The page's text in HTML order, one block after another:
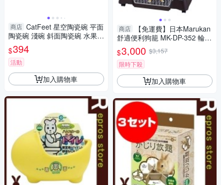
商店 CatFeet 星空陶瓷碗 平面
陶瓷碗 淺碗 斜面陶瓷碗 水果斜
面陶瓷碗 寵物餐碗『寵喵樂旗
艦店』
$394
活動
加入購物車
商店
【免運費】日本Marukan
舒適便利狗籠 MK-DP-352 輪子
移動式 貓籠 小動物籠子『寵喵
樂旗艦店』
$3,000 $3,157
限時下殺
加入購物車